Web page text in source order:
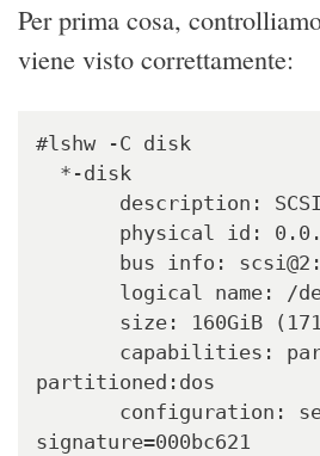
Per prima cosa,
viene visto correttamente:
#lshw -C disk
partitioned:dos
signature=000bc621